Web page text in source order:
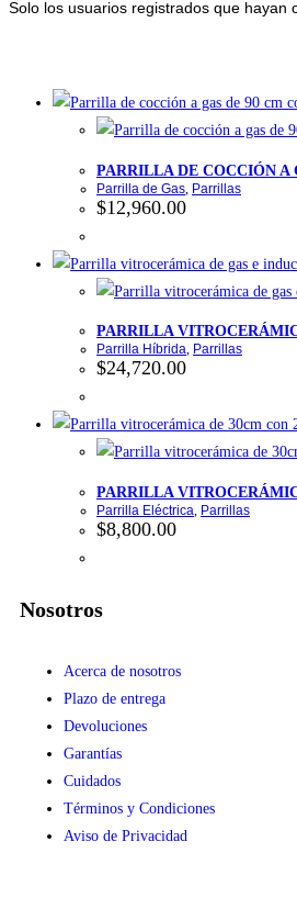
Solo los usuarios registrados que hayan
PARRILLA DE COCCIÓN A
Parrilla de Gas Parrillas
$12,960.00
PARRILLA
Parrilla Híbrida, Parrillas
$24,720.00
PARRILLA
Parrilla Eléctrica, Parrillas
$8,800.00
Nosotros
Acerca de nosotros
Plazo de entrega
Devoluciones
Garantías
Cuidados
Términos y Condiciones
Aviso de Privacidad